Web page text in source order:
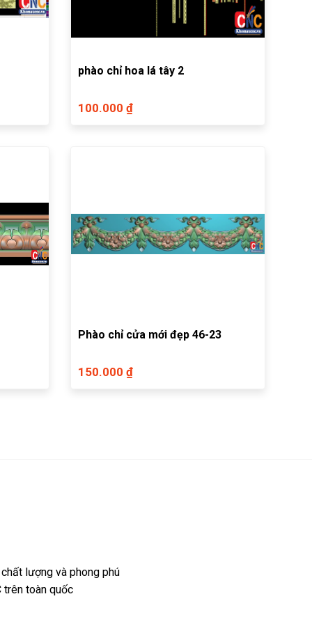
phào chỉ hoa lá tây 2
100.000 ₫
Phào chỉ cửa mới đẹp 46-23
150.000 ₫
lượng và phong phú
trên toàn quốc